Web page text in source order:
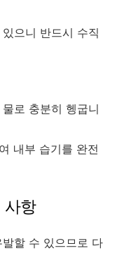
으니 반드시 수직
로 충분히 헹굽니
내부 습기를 완전
사항
할 수 있으므로 다